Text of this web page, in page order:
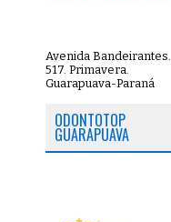
Avenida Bandeirantes.
517. Primavera.
Guarapuava-Paraná
ODONTOTOP
GUARAPUAVA